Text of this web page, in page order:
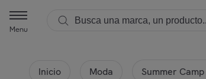
Menu
Inicio Moda Summer Camp